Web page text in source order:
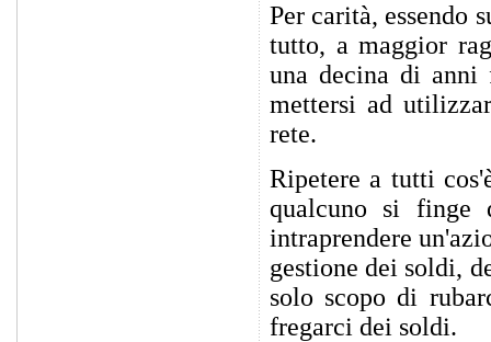
Per carità, essendo
tutto, a maggior
una decina di anni
mettersi ad
rete.
Ripetere a tutti
qualcuno si finge
intraprendere
gestione dei soldi,
solo scopo di
fregarci dei soldi.